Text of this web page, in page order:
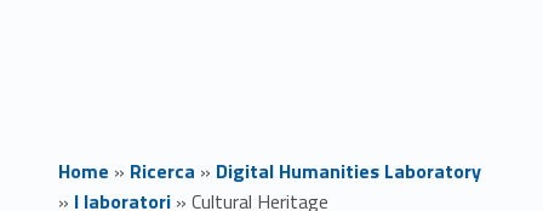
Home » Ricerca » Digital Humanities Laboratory
» I laboratori» Cultural Heritage